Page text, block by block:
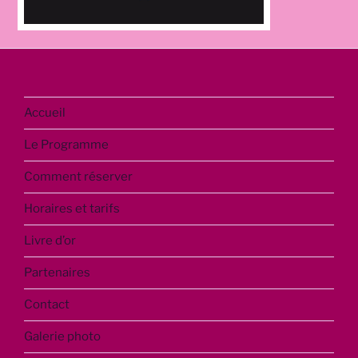
Accueil
Le Programme
Comment réserver
Horaires et tarifs
Livre d’or
Partenaires
Contact
Galerie photo